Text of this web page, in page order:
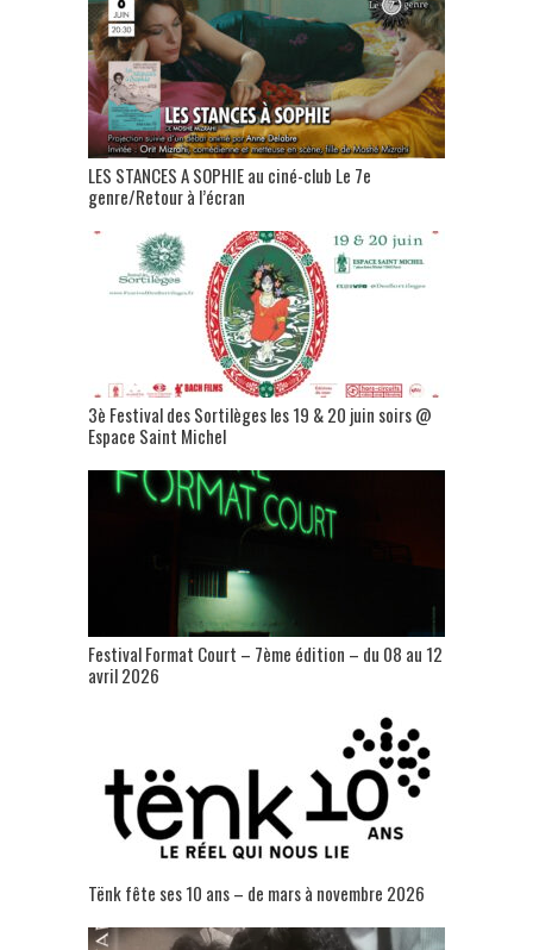
LES STANCES A SOPHIE au ciné-club Le 7e
genre/Retour à l’écran
3è Festival des Sortilèges les 19 & 20 juin soirs @
Espace Saint Michel
Festival Format Court – 7ème édition – du 08 au 12
avril 2026
Tënk fête ses 10 ans – de mars à novembre 2026